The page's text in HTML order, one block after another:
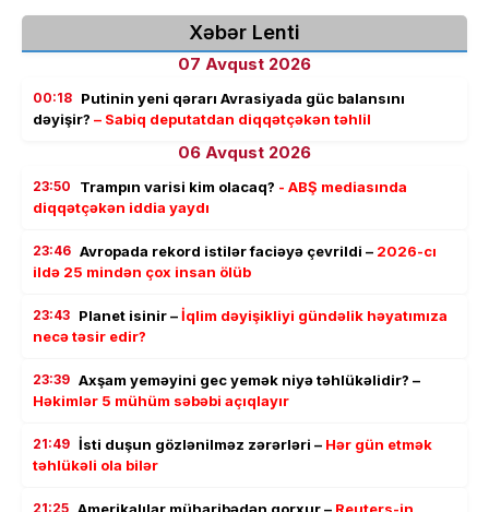
Xəbər Lenti
07 Avqust 2026
00:18 Putinin yeni qərarı Avrasiyada güc balansını
dəyişir? – Sabiq deputatdan diqqətçəkən təhlil
06 Avqust 2026
23:50 Trampın varisi kim olacaq? - ABŞ mediasında
diqqətçəkən iddia yaydı
23:46 Avropada rekord istilər faciəyə çevrildi – 2026-cı
ildə 25 mindən çox insan ölüb
23:43 Planet isinir –İqlim dəyişikliyi gündəlik həyatımıza
necə təsir edir?
23:39 Axşam yeməyini gec yemək niyə təhlükəlidir? –
Həkimlər 5 mühüm səbəbi açıqlayır
21:49 İsti duşun gözlənilməz zərərləri – Hər gün etmək
təhlükəli ola bilər
21:25